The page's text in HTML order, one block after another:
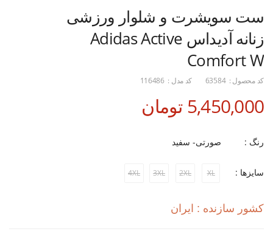
ست سویشرت و شلوار ورزشی
زنانه آدیداس Adidas Active
Comfort W
کد محصول : 63584 کد مدل : 116486
5,450,000 تومان
رنگ : صورتی- سفید
سایزها : XL
2XL
3XL
4XL
کشور سازنده : ایران